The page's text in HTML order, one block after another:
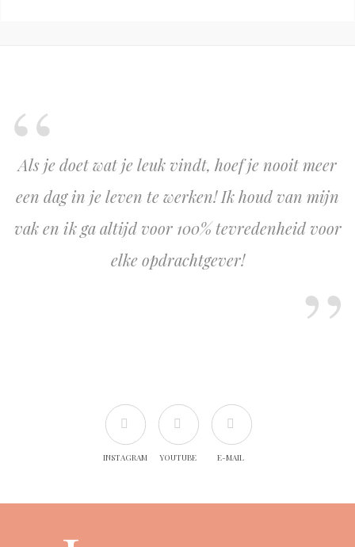
Als je doet wat je leuk vindt, hoef je nooit meer
een dag in je leven te werken! Ik houd van mijn
vak en ik ga altijd voor 100% tevredenheid voor
elke opdrachtgever!
INSTAGRAM YOUTUBE E-MAIL